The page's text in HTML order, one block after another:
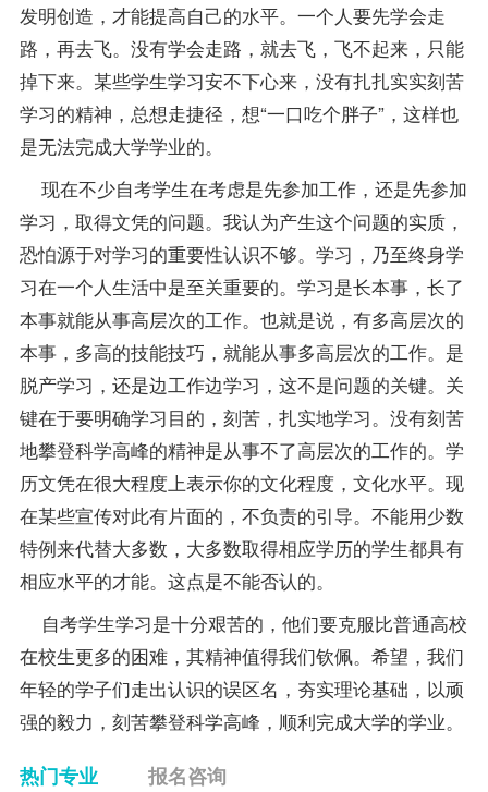
发明创造，才能提高自己的水平。一个人要先学会走
路，再去飞。没有学会走路，就去飞，飞不起来，只能
掉下来。某些学生学习安不下心来，没有扎扎实实刻苦
学习的精神，总想走捷径，想“一口吃个胖子”，这样也
是无法完成大学学业的。
现在不少自考学生在考虑是先参加工作，还是先参加
学习，取得文凭的问题。我认为产生这个问题的实质，
恐怕源于对学习的重要性认识不够。学习，乃至终身学
习在一个人生活中是至关重要的。学习是长本事，长了
本事就能从事高层次的工作。也就是说，有多高层次的
本事，多高的技能技巧，就能从事多高层次的工作。是
脱产学习，还是边工作边学习，这不是问题的关键。关
键在于要明确学习目的，刻苦，扎实地学习。没有刻苦
地攀登科学高峰的精神是从事不了高层次的工作的。学
历文凭在很大程度上表示你的文化程度，文化水平。现
在某些宣传对此有片面的，不负责的引导。不能用少数
特例来代替大多数，大多数取得相应学历的学生都具有
相应水平的才能。这点是不能否认的。
自考学生学习是十分艰苦的，他们要克服比普通高校
在校生更多的困难，其精神值得我们钦佩。希望，我们
年轻的学子们走出认识的误区名，夯实理论基础，以顽
强的毅力，刻苦攀登科学高峰，顺利完成大学的学业。
热门专业 报名咨询